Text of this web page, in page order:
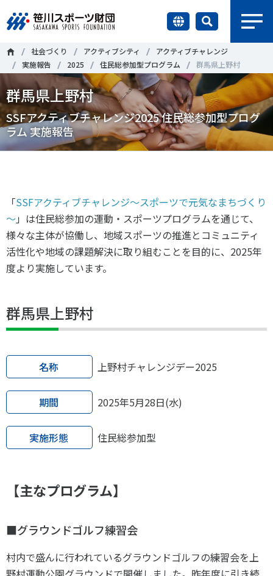
財団情報
研究員紹介
調査・研究
国際情報
知る学ぶ
会員登録
個人情報保護方針
© 2020
＃誰が子どものスポーツをささえるのか ＃部活動
＃アクティブなまちづくり ＃日本人の身体活動と健康寿命
調査・研究
政策提言
障害者スポーツ
スポーツによるまちづくり
スポーツ・ガバナンス
スポーツボランティア
スポーツ政策・予算
健康とスポーツ
社会づくり
自治体との連携
各教育機関との連携
スポーツ振興団体との連携
社会づくり アクティブシティ
アクティブチャレンジ
実施報告
2025 住民総参加型プログラム 群馬県上野村
群馬県上野村
SSFアクティブチャレンジ2025 住民総参加型プログ
ラム 実施報告
「SSFアクティブチャレンジ～スポーツで元気なまちづくり
～ 」は住民総参加の運動・スポーツプログラムを通じて、
様々な主体が協働し、地域スポーツの推進とコミュニティ
活性化や地域の課題解決に取り組むことを目的に、 2025年
度より実施しています。
群馬県上野村
名称 上野村チャレンジデー2025
期間 2025年5月28日(水)
実施形態 住民総参加型
【主なプログラム】
■グラウンドゴルフ練習会
村内で盛んに行われているグラウンドゴルフの練習会を上